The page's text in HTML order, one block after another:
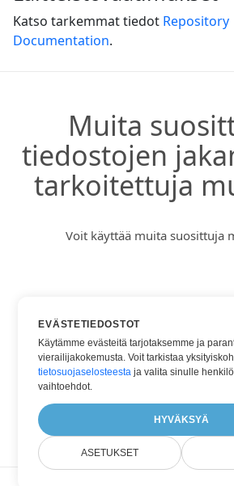
Katso tarkemmat tiedot Repository
Documentation.
Muita
tiedostojen
tarkoitettuja
Voit käyttää muita suosittuja
DOCX
HTML
PDF
EVÄSTETIEDOSTOT
Käytämme evästeitä tarjotaksemme ja
vierailijakokemusta. Voit tarkistaa
tietosuojaselosteesta ja valita sinulle
vaihtoehdot.
HYVÄKSYÄ
ASETUKSET